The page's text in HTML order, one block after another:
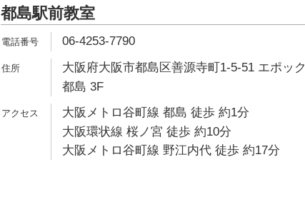
都島駅前教室
06-4253-7790
大阪府大阪市都島区善源寺町1-5-51 エポック
都島 3F
大阪メトロ谷町線 都島 徒歩 約1分
大阪環状線 桜ノ宮 徒歩 約10分
大阪メトロ谷町線 野江内代 徒歩 約17分